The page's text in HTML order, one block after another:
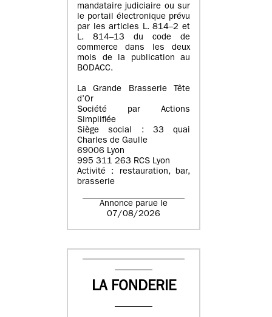
mandataire judiciaire ou sur
le portail électronique prévu
par les articles L. 814–2 et
L. 814–13 du code de
commerce dans les deux
mois de la publication au
BODACC.
La Grande Brasserie Tête
d’Or
Société par Actions
Simplifiée
Siège social : 33 quai
Charles de Gaulle
69006 Lyon
995 311 263 RCS Lyon
Activité : restauration, bar,
brasserie
Annonce parue le
07/08/2026
LA FONDERIE